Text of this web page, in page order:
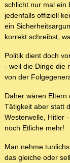
schlicht nur mal ein
jedenfalls offiziell
ein
korrekt schreibst,
Politik dient doch
- weil die Dinge die
von der
Daher wären
Tätigkeit aber statt
Westerwelle, Hitler
noch Etliche mehr!
Man nehme
das gleiche oder